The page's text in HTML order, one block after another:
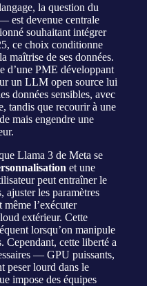
la question du
est devenue centrale
souhaitant intégrer
ce choix conditionne
maîtrise de ses données.
d’une PME développant
un LLM open source lui
données sensibles, avec
tandis que recourir à une
mais engendre une
Llama 3 de Meta se
et une
peut entraîner le
ajuster les paramètres
même l’exécuter
extérieur. Cette
lorsqu’on manipule
Cependant, cette liberté a
— GPU puissants,
peser lourd dans le
impose des équipes